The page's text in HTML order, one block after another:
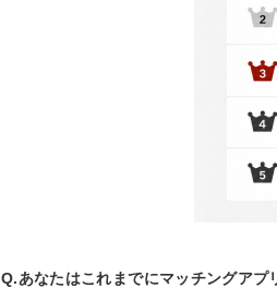
Q.あなたはこれまでにマッチングアプ